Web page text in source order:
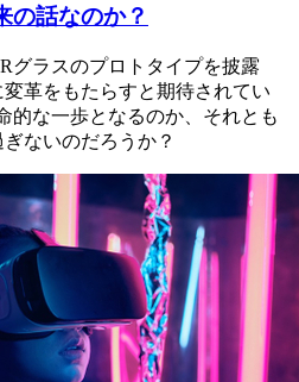
の話なのか？
グラスのプロトタイプを披露
革をもたらすと期待されてい
的な一歩となるのか、それとも
ないのだろうか？